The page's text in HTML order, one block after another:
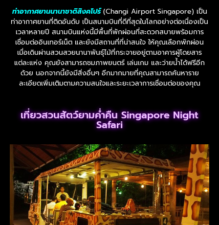
ท่าอากาศยานนานาชาติสิงคโปร์(Changi Airport Singapore) เป็น
ท่าอากาศยานที่ติดอันดับ เป็นสนามบินที่ดีที่สุดในโลกอย่างต่อเนื่องเป็น
เวลาหลายปี สนามบินแห่งนี้มีพื้นที่พักผ่อนที่สะดวกสบายพร้อมการ
เชื่อมต่ออินเทอร์เน็ต และยังมีสถานที่ที่น่าสนใจ ให้คุณเลือกพักผ่อน
เมื่อเดินผ่านสวนสวยนานาพันธุ์ไม้ที่กระจายอยู่ตามอาคารผู้โดยสาร
แต่ละแห่ง คุณยังสามารถชมภาพยนตร์ เล่นเกม และว่ายน้ำได้ฟรีอีก
ด้วย นอกจากนี้ยังมีสิ่งอื่นๆ อีกมากมายที่คุณสามารถค้นหาราย
ละเอียดเพิ่มเติมตามความสนใจและระยะเวลาการเชื่อมต่อของคุณ
เที่ยวสวนสัตว์ยามค่ำคืน Singapore Night
Safari